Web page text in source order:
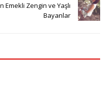
Zengin ve Yaşlı
Bayanlar